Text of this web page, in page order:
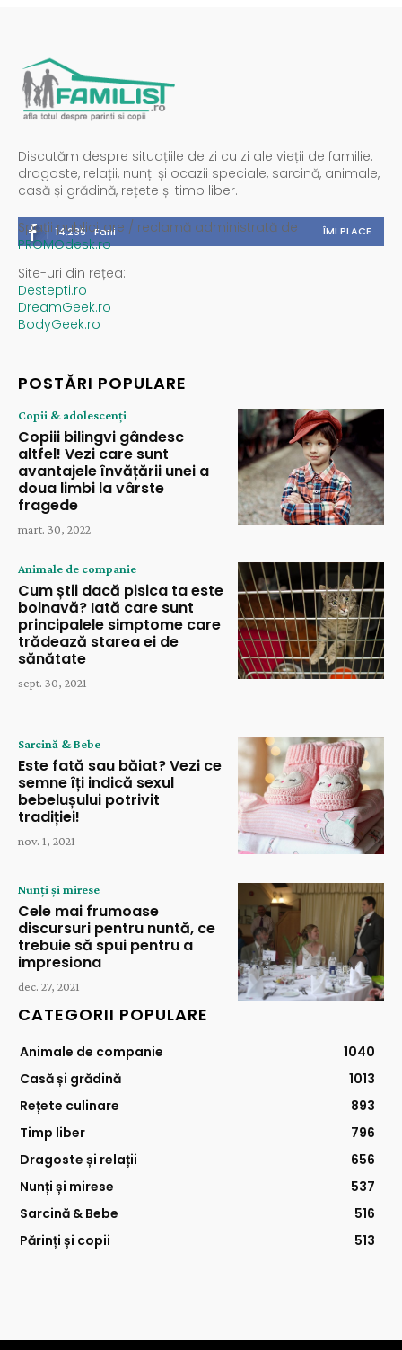
Discutăm despre situațiile de zi cu zi ale vieții de familie:
dragoste, relații, nunți și ocazii speciale, sarcină, animale,
casă și grădină, rețete și timp liber.
14,235 Fani ÎMI PLACE
Spații publicitare / reclamă administrată de
PROMOdesk.ro
Site-uri din rețea:
Destepti.ro
DreamGeek.ro
BodyGeek.ro
POSTĂRI POPULARE
Copii & adolescenți
Copiii bilingvi gândesc
altfel! Vezi care sunt
avantajele învățării unei a
doua limbi la vârste
fragede
mart. 30, 2022
Animale de companie
Cum știi dacă pisica ta este
bolnavă? Iată care sunt
principalele simptome care
trădează starea ei de
sănătate
sept. 30, 2021
Sarcină & Bebe
Este fată sau băiat? Vezi ce
semne îți indică sexul
bebelușului potrivit
tradiției!
nov. 1, 2021
Nunți și mirese
Cele mai frumoase
discursuri pentru nuntă, ce
trebuie să spui pentru a
impresiona
dec. 27, 2021
CATEGORII POPULARE
Animale de companie
1040
Casă și grădină
1013
Rețete culinare
893
Timp liber
796
Dragoste și relații
656
Nunți și mirese
537
Sarcină & Bebe
516
Părinți și copii
513